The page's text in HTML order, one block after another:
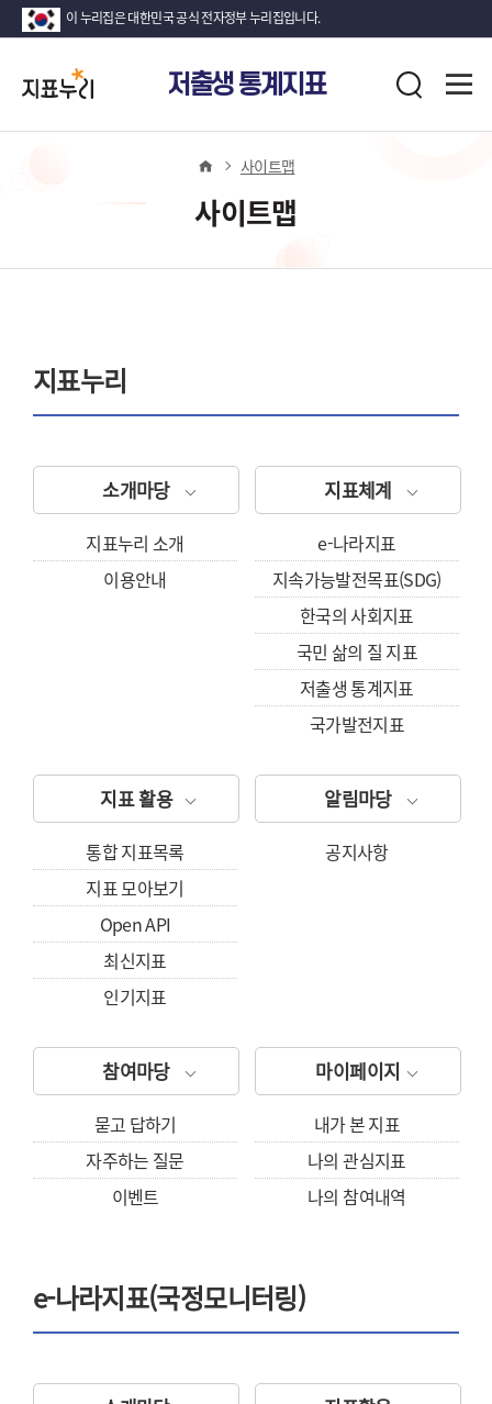
이 누리집은 대한민국 공식 전자정부 누리집입니다.
지
표
누
저출생 통계지표
검
사이트맵
사이트맵
지표누리
소개마당
지표누리 소개
이용안내
지표체계
e-나라지표
지속가능발전목표(SDG)
한국의 사회지표
국민 삶의 질 지표
저출생 통계지표
국가발전지표
지표 활용
통합 지표목록
지표 모아보기
Open API
최신지표
인기지표
알림마당
공지사항
참여마당
묻고 답하기
자주하는 질문
이벤트
마이페이지
내가 본 지표
나의 관심지표
나의 참여내역
e-나라지표(국정모니터링)